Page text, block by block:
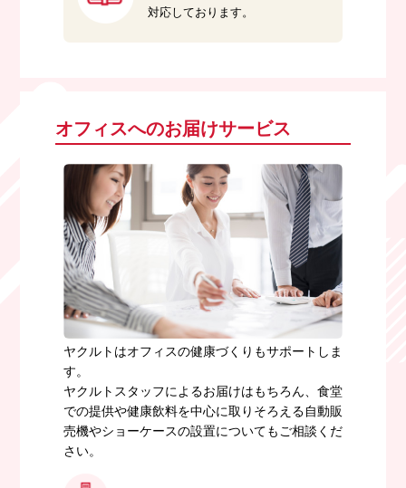
対応しております。
オフィスへのお届けサービス
ヤクルトはオフィスの健康づくりもサポートしま
す。
ヤクルトスタッフによるお届けはもちろん、食堂
での提供や健康飲料を中心に取りそろえる自動販
売機やショーケースの設置についてもご相談くだ
さい。